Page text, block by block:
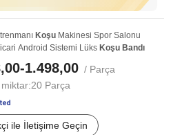
Koşu Makinesi Spor Salonu
Android Sistemi Lüks Koşu Bandı
1.498,00 / Parça
20 Parça
ile İletişime Geçin